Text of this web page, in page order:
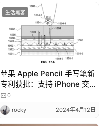
生活黑客
苹果 Apple Pencil 手写笔新
专利获批：支持 iPhone 交
互、无需充电
0
rocky 2024年4月12日